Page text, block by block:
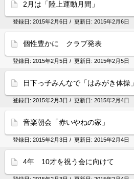
2月は「陸上運動月間」
登録日: 2015年2月6日 / 更新日: 2015年2月6日
個性豊かに クラブ発表
登録日: 2015年2月5日 / 更新日: 2015年2月5日
日下っ子みんなで「はみがき体操」
登録日: 2015年2月3日 / 更新日: 2015年2月4日
音楽朝会「赤いやねの家」
登録日: 2015年2月3日 / 更新日: 2015年2月4日
4年 10才を祝う会に向けて